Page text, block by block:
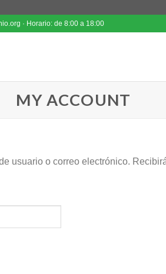
· Horario: de 8:00 a 18:00
MY ACCOUNT
usuario o correo electrónico.